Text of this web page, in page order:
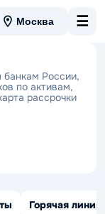
Москва ☰
банкам России,
по активам,
рассрочки
Горячая линия